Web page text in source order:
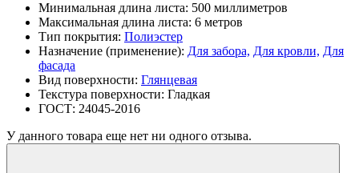
Минимальная длина листа: 500 миллиметров
Максимальная длина листа: 6 метров
Тип покрытия: Полиэстер
Назначение (применение): Для забора, Для кровли, Для
фасада
Вид поверхности: Глянцевая
Текстура поверхности: Гладкая
ГОСТ: 24045-2016
У данного товара еще нет ни одного отзыва.